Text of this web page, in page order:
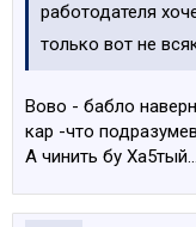
работодателя
только вот не
Вово - бабло
кар -что
А чинить бу